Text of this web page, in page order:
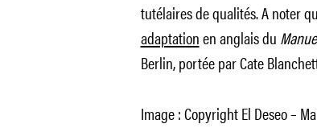
tutélaires de qualités. A noter
adaptationen anglais du
Berlin, portée par Cate
Image : Copyright El Deseo –